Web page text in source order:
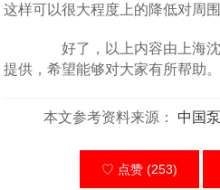
这样可以很大程度上的降低对周
好了，以上内容由上海沈
提供，希望能够对大家有所帮助。
本文参考资料来源： 中国
♡ 点赞 (253)